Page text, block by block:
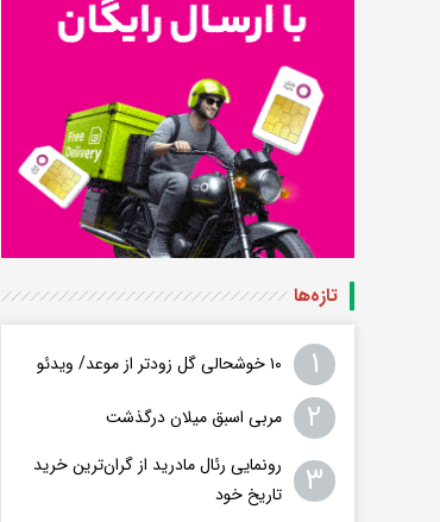
تازه‌ها
۱ ۱۰ خوشحالی گل زودتر از موعد/ ویدئو
۲ مربی اسبق میلان درگذشت
۳
رونمایی رئال مادرید از گران‌ترین خرید
تاریخ خود